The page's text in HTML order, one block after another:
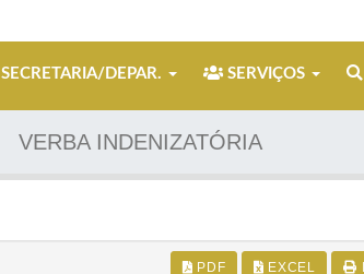
SECRETARIA/DEPAR. SERVIÇOS
VERBA INDENIZATÓRIA
PDF EXCEL